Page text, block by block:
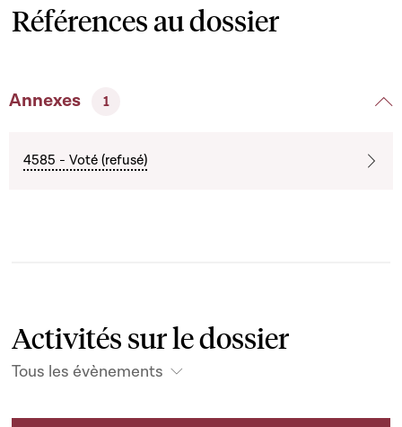
Références au dossier
Annexes 1
4585 - Voté (refusé)
Activités sur le dossier
Tous les évènements